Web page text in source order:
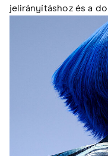
jelirányításhoz és a